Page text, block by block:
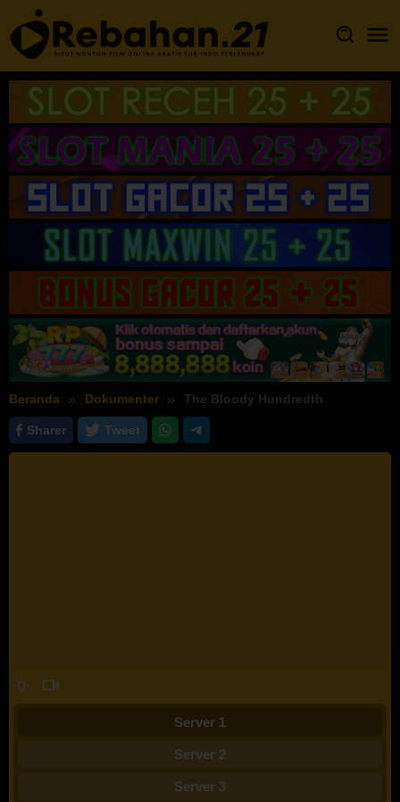
Loncat
ke
konten
Beranda Dokumenter The Bloody Hundredth
Sharer Tweet
Server 1
Server 2
Server 3